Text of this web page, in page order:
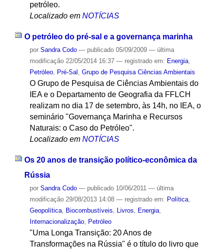
petróleo.
Localizado em NOTÍCIAS
O petróleo do pré-sal e a governança marinha
por Sandra Codo — publicado05/09/2009 — última
modificação22/05/2014 16:37 — registrado em: Energia,
Petróleo, Pré-Sal , Grupo de Pesquisa Ciências Ambientais
O Grupo de Pesquisa de Ciências Ambientais do
IEA e o Departamento de Geografia da FFLCH
realizam no dia 17 de setembro, às 14h, no IEA, o
seminário "Governança Marinha e Recursos
Naturais: o Caso do Petróleo".
Localizado em NOTÍCIAS
Os 20 anos de transição político-econômica da
Rússia
por Sandra Codo — publicado10/06/2011 — última
modificação29/08/2013 14:08 — registrado em: Política,
Geopolítica, Biocombustíveis Livros Energia,
Internacionalização, Petróleo
"Uma Longa Transição: 20 Anos de
Transformações na Rússia" é o título do livro que